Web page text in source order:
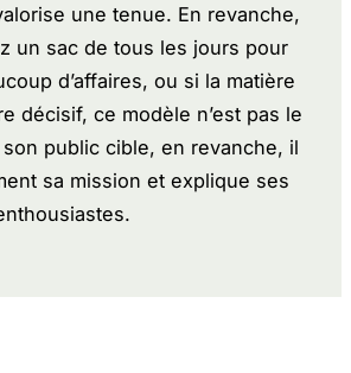
une tenue. En revanche,
un sac de tous les jours pour
d’affaires, ou si la matière
décisif, ce modèle n’est pas le
public cible, en revanche, il
sa mission et explique ses